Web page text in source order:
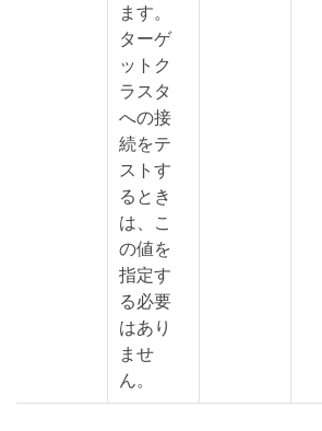
ます。
ターゲ
ットク
ラスタ
への接
続をテ
ストす
るとき
は、こ
の値を
指定す
る必要
はあり
ませ
ん。